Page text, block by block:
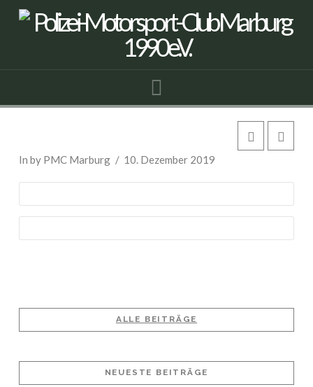
In by PMC Marburg 10. Dezember 2019
ALLE BEITRÄGE
NEUESTE BEITRÄGE